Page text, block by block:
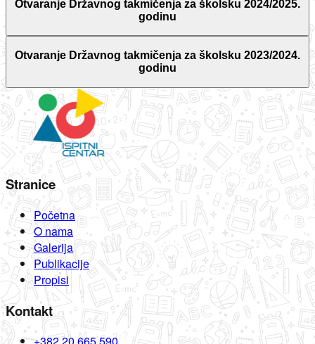
Otvaranje Državnog takmičenja za školsku 2024/2025.
godinu
Otvaranje Državnog takmičenja za školsku 2023/2024.
godinu
Stranice
Početna
O nama
Galerija
Publikacije
Propisi
Kontakt